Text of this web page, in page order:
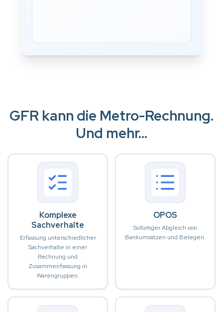
GFR kann die Metro-Rechnung.
Und mehr...
Komplexe
Sachverhalte
Erfassung unterschiedlicher
Sachverhalte in einer
Rechnung und
Zusammenfassung in
Warengruppen.
OPOS
Sofortiger Abgleich von
Bankumsätzen und Belegen.